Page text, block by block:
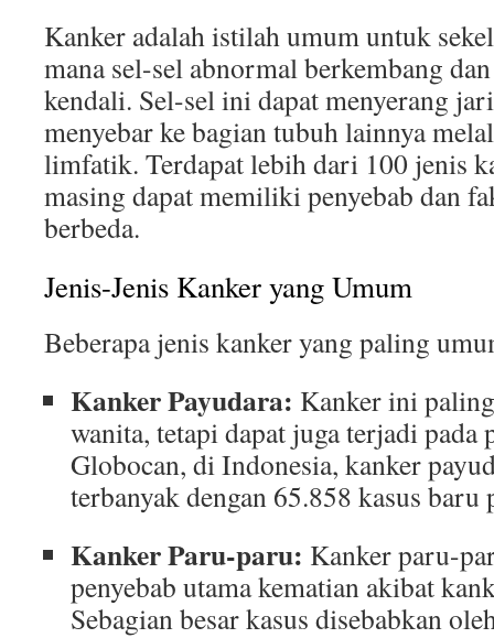
Kanker adalah istilah umum untuk
mana sel-sel abnormal berkembang
kendali. Sel-sel ini dapat menyerang
menyebar ke bagian tubuh lainnya
limfatik. Terdapat lebih dari 100 jenis
masing dapat memiliki penyebab dan
berbeda.
Jenis-Jenis Kanker yang Umum
Beberapa jenis kanker yang paling
Kanker Payudara: Kanker ini
wanita, tetapi dapat juga terjadi
Globocan, di Indonesia, kanker
terbanyak dengan 65.858 kasus baru
Kanker Paru-paru: Kanker paru-
penyebab utama kematian akibat
Sebagian besar kasus disebabkan